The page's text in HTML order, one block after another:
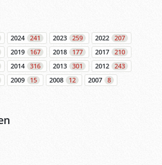
2024 241 2023 259 2022
207
2019 167 2018 177 2017
210
2014 316 2013 301 2012
243
2009 15 2008 12 2007
8